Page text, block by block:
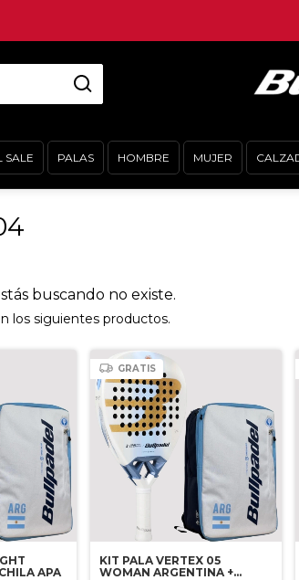
3 Y 6
SALE PALAS HOMBRE MUJER
buscando no existe.
los siguientes productos.
APA
GRATIS
KIT PALA VERTEX 05
WOMAN ARGENTINA +